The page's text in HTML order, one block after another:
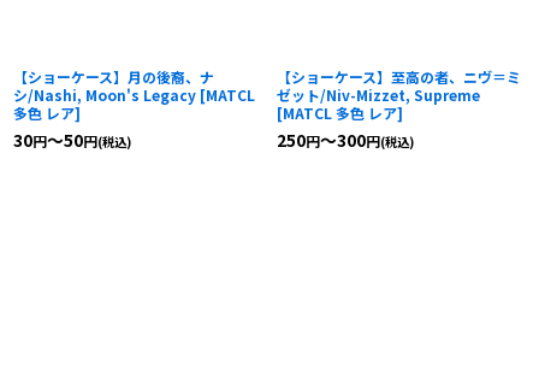
【ショーケース】月の後裔、ナ
シ/Nashi, Moon's Legacy [MATCL
多色 レア]
30円～50円(税込)
【ショーケース】至高の者、ニヴ＝ミ
ゼット/Niv-Mizzet, Supreme
[MATCL 多色 レア]
250円～300円(税込)